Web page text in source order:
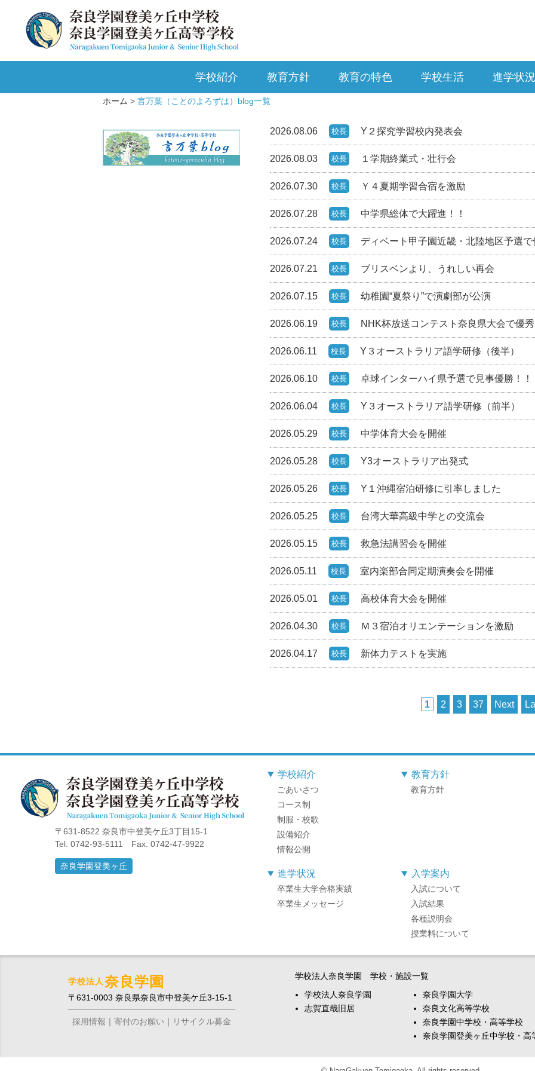
学校紹介 教育方針 教育の特色 学校生活 進学状況
ホーム 言万葉（ことのよろずは）blog一覧
2026.08.06 校長 Y２探究学習校内発表会
2026.08.03 校長 １学期終業式・壮行会
2026.07.30 校長 Ｙ４夏期学習合宿を激励
2026.07.28 校長 中学県総体で大躍進！！
2026.07.24 校長 ディベート甲子園近畿・北陸地区予選
2026.07.21 校長 ブリスベンより、うれしい再会
2026.07.15 校長 幼稚園“夏祭り”で演劇部が公演
2026.06.19 校長 NHK杯放送コンテスト奈良県大会で優
2026.06.11 校長 Y３オーストラリア語学研修（後半）
2026.06.10 校長 卓球インターハイ県予選で見事優勝！！
2026.06.04 校長 Y３オーストラリア語学研修（前半）
2026.05.29 校長 中学体育大会を開催
2026.05.28 校長 Y3オーストラリア出発式
2026.05.26 校長 Y１沖縄宿泊研修に引率しました
2026.05.25 校長 台湾大華高級中学との交流会
2026.05.15 校長 救急法講習会を開催
2026.05.11 校長 室内楽部合同定期演奏会を開催
2026.05.01 校長 高校体育大会を開催
2026.04.30 校長 Ｍ３宿泊オリエンテーションを激励
2026.04.17 校長 新体力テストを実施
1 2 3 37 Next
〒631-8522 奈良市中登美ケ丘3丁目15-1
Tel. 0742-93-5111 Fax. 0742-47-9922
奈良学園登美ヶ丘
学校紹介
ごあいさつ
コース制
制服・校歌
設備紹介
情報公開
教育方針
教育方針
進学状況
卒業生大学合格実績
卒業生メッセージ
入学案内
入試について
入試結果
各種説明会
授業料について
学校法人 奈良学園
〒631-0003 奈良県奈良市中登美ケ丘3-15-1
採用情報 寄付のお願い リサイクル募金
学校法人奈良学園 学校・施設一覧
学校法人奈良学園
志賀直哉旧居
奈良学園大学
奈良文化高等学校
奈良学園中学校・高等学校
奈良学園登美ヶ丘中学校・高